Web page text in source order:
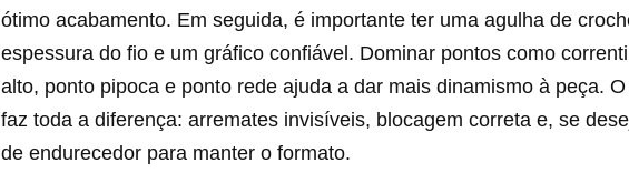
ótimo acabamento. Em seguida, é importante ter uma agulha de
espessura do fio e um gráfico confiável. Dominar pontos como
alto, ponto pipoca e ponto rede ajuda a dar mais dinamismo à peça.
faz toda a diferença: arremates invisíveis, blocagem correta e, se
de endurecedor para manter o formato.